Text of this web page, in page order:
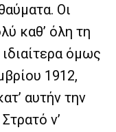
Οι
καθ’ όλη τη
όμως
1912,
αυτήν την
ν’